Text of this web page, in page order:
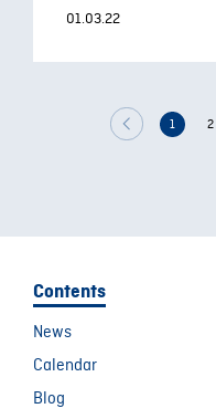
01.03.22
1 2
Contents
News
Calendar
Blog